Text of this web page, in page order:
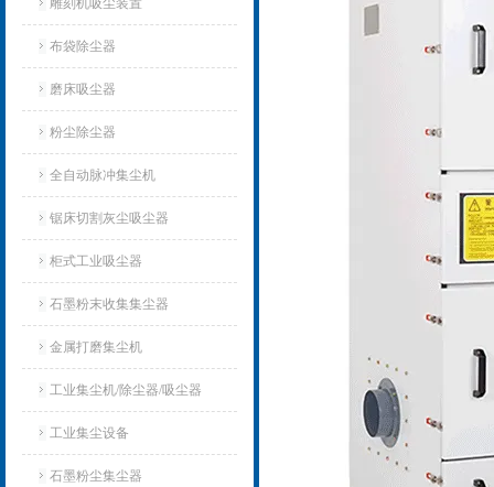
雕刻机吸尘装置
布袋除尘器
磨床吸尘器
粉尘除尘器
全自动脉冲集尘机
锯床切割灰尘吸尘器
柜式工业吸尘器
石墨粉末收集集尘器
金属打磨集尘机
工业集尘机/除尘器/吸尘器
工业集尘设备
石墨粉尘集尘器